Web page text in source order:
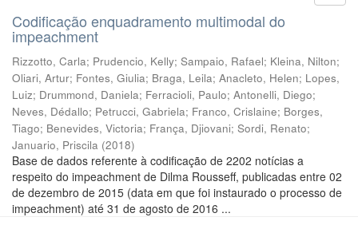
Codificação enquadramento multimodal do
impeachment
Rizzotto, Carla; Prudencio, Kelly; Sampaio, Rafael; Kleina, Nilton;
Oliari, Artur; Fontes, Giulia; Braga, Leila; Anacleto, Helen; Lopes,
Luiz; Drummond, Daniela; Ferracioli, Paulo; Antonelli, Diego;
Neves, Dédallo; Petrucci, Gabriela; Franco, Crislaine; Borges,
Tiago; Benevides, Victoria; França, Djiovani; Sordi, Renato;
Januario, Priscila (2018)
Base de dados referente à codificação de 2202 notícias a
respeito do impeachment de Dilma Rousseff, publicadas entre 02
de dezembro de 2015 (data em que foi instaurado o processo de
impeachment) até 31 de agosto de 2016 ...